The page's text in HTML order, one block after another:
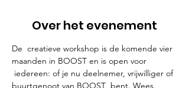
Over het evenement
De  creatieve workshop is de komende vier
maanden in BOOST en is open voor
iedereen: of je nu deelnemer, vrijwilliger of
buurtgenoot van BOOST  bent. Wees